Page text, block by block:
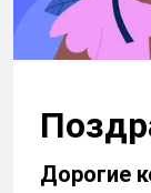
Дорогие